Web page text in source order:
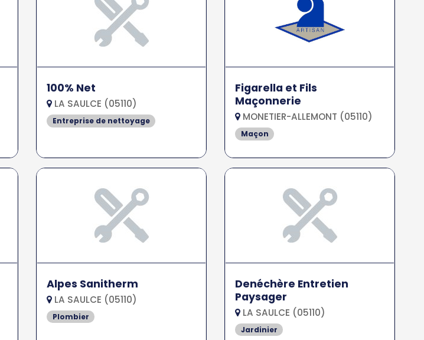
100% Net
LA SAULCE (05110)
Entreprise de nettoyage
Figarella et Fils
Maçonnerie
MONETIER-ALLEMONT (05110)
Maçon
Alpes Sanitherm
LA SAULCE (05110)
Plombier
Denéchère Entretien
Paysager
LA SAULCE (05110)
Jardinier